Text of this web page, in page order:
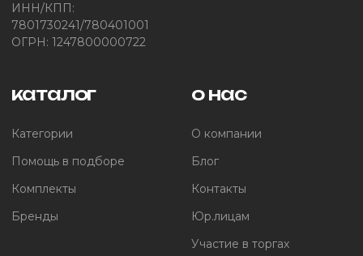
ИНН/КПП:
7801730241/780401001
ОГРН: 1247800000722
каталог
Категории
Помощь в подборе
Комплекты
Бренды
о нас
О компании
Блог
Контакты
Юр.лицам
Участие в торгах